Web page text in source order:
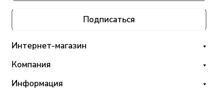
Подписаться
Интернет-магазин
Компания
Информация